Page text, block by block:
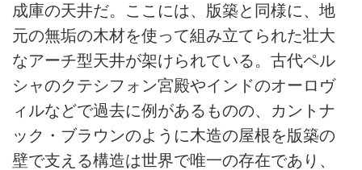
成庫の天井だ。ここには、版築と同様に、地
元の無垢の木材を使って組み立てられた壮大
なアーチ型天井が架けられている。古代ペル
シャのクテシフォン宮殿やインドのオーロヴ
ィルなどで過去に例があるものの、カントナ
ック・ブラウンのように木造の屋根を版築の
壁で支える構造は世界で唯一の存在であり、